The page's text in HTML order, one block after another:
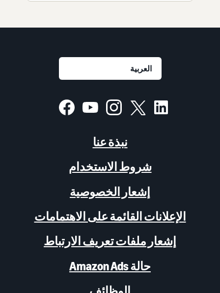
نبذة عنا
شروط الاستخدام
إشعار الخصوصية
الإعلانات القائمة على الاهتمامات
إشعار ملفات تعريف الارتباط
حالة Amazon Ads